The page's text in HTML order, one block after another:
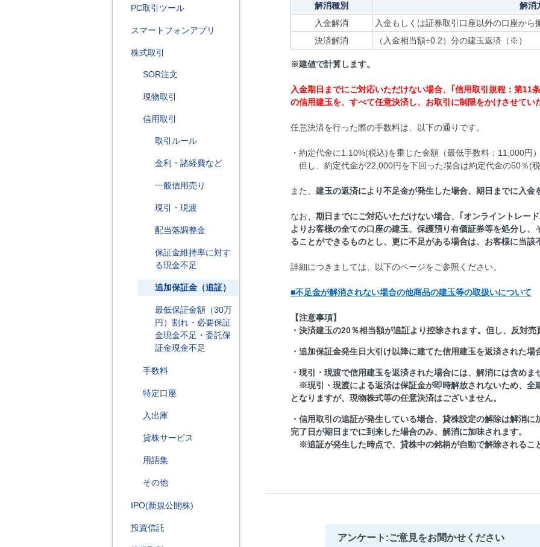
PC取引ツール
スマートフォンアプリ
株式取引
SOR注文
現物取引
信用取引
取引ルール
金利・諸経費など
一般信用売り
現引・現渡
配当落調整金
保証金維持率に対す
る現金不足
追加保証金（追証）
最低保証金額（30万
円）割れ・必要保証
金現金不足・委託保
証金現金不足
手数料
特定口座
入出庫
貸株サービス
用語集
その他
IPO(新規公開株)
投資信託
解消種別
解消
入金解消
入金もしくは証券取引口座以外の口座から
決済解消
（入金相当額÷0.2）分の建玉返済（※）
※建値で計算します。
入金期日までにご対応いただけない場合、｢信用取引規程：第11
の信用建玉を、すべて任意決済し、お取引に制限をかけさせてい
任意決済を行った際の手数料は、以下の通りです。
・約定代金に1.10%(税込)を乗じた金額（最低手数料：11,000円
但し、約定代金が22,000円を下回った場合は約定代金の50％(
また、 建玉の返済により不足金が発生した場合、期日までに入金
なお、 期日までにご対応いただけない場合、｢オンライントレー
よりお客様の全ての口座の建玉、保護預り有価証券等を処分し
ることができるものとし、更に不足がある場合は、お客様に当
詳細につきましては、以下のページをご参照ください。
■不足金が解消されない場合の他商品の建玉等の取扱いについて
【注意事項】
・決済建玉の20％相当額が追証より控除されます。但し、反対
・追加保証金発生日大引け以降に建てた信用建玉を返済された
・現引・現渡で信用建玉を返済された場合には、解消には含めま
※現引・現渡による返済は保証金が即時解放されないため、全
となりますが、現物株式等の任意決済はございません。
・信用取引の追証が発生している場合、貸株設定の解除は解消
完了日が期日までに到来した場合のみ、解消に加味されます。
※追証が発生した時点で、貸株中の銘柄が自動で解除されるこ
アンケート:ご意見をお聞かせください